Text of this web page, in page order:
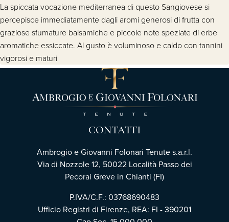
La spiccata vocazione mediterranea di questo Sangiovese si
percepisce immediatamente dagli aromi generosi di frutta con
graziose sfumature balsamiche e piccole note speziate di erbe
aromatiche essiccate. Al gusto è voluminoso e caldo con tannini
vigorosi e maturi
CONTATTI
Ambrogio e Giovanni Folonari Tenute s.a.r.l.
Via di Nozzole 12, 50022 Località Passo dei
Pecorai Greve in Chianti (FI)
P.IVA/C.F.: 03768690483
Ufficio Registri di Firenze, REA: FI - 390201